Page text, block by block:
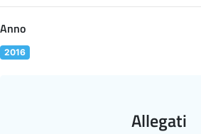
Anno
2016
Allegati